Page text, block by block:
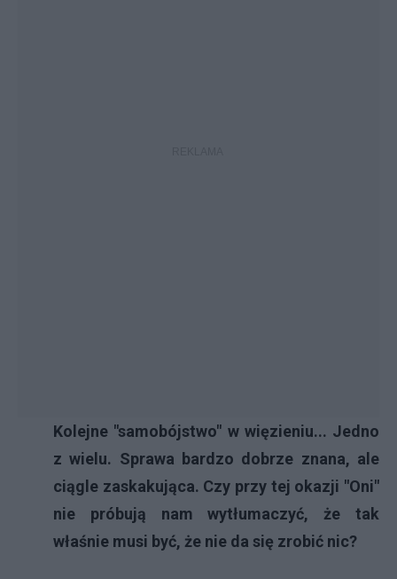
Kolejne "samobójstwo" w więzieniu... Jedno
z wielu. Sprawa bardzo dobrze znana, ale
ciągle zaskakująca. Czy przy tej okazji "Oni"
nie próbują nam wytłumaczyć, że tak
właśnie musi być, że nie da się zrobić nic?